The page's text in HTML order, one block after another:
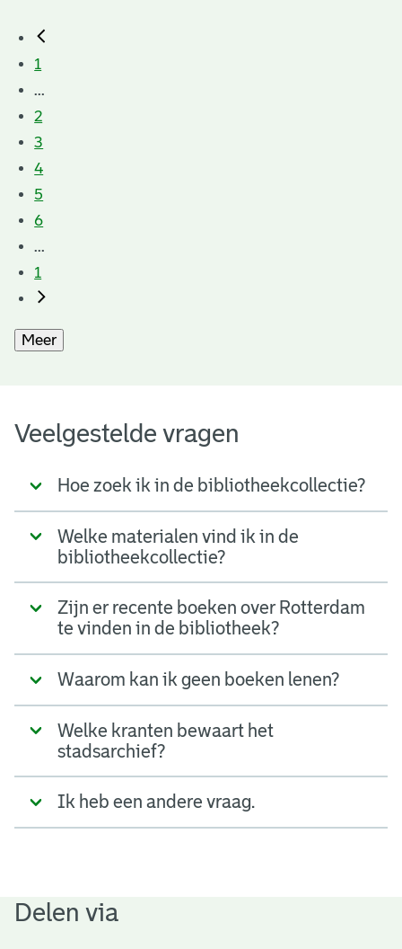
1
...
2
3
4
5
6
...
1
Meer
Veelgestelde vragen
Hoe zoek ik in de bibliotheekcollectie?
Welke materialen vind ik in de
bibliotheekcollectie?
Zijn er recente boeken over Rotterdam
te vinden in de bibliotheek?
Waarom kan ik geen boeken lenen?
Welke kranten bewaart het
stadsarchief?
Ik heb een andere vraag.
Delen via